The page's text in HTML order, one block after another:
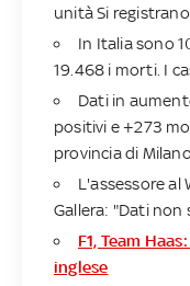
unità Si
In Italia sono
19.468 i morti. I
Dati in
positivi e +273
provincia di
L'assessore al
Gallera: "Dati non
F1, Team
inglese